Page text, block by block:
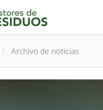
Archivo de noticias